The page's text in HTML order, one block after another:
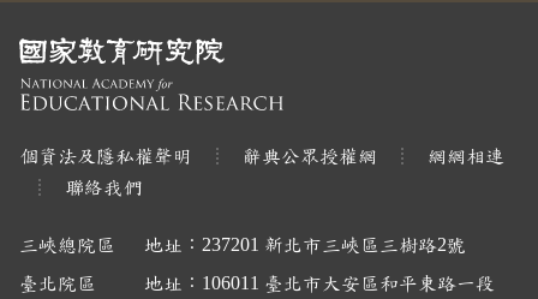
個資法及隱私權聲明 辭典公眾授權網
網網相連
聯絡我們
三峽總院區
地址：237201 新北市三峽區三樹路2號
臺北院區
地址：106011 臺北市大安區和平東路一段